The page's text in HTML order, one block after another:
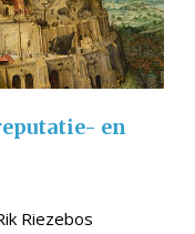
en
Riezebos